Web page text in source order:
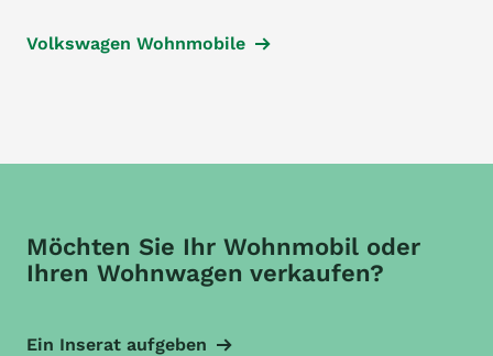
Volkswagen Wohnmobile
Möchten Sie Ihr Wohnmobil oder
Ihren Wohnwagen verkaufen?
Ein Inserat aufgeben